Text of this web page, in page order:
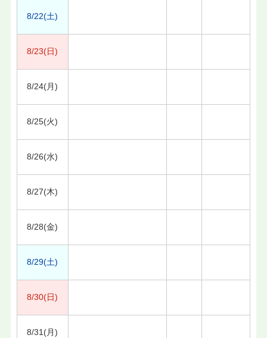
8/22(土)
8/23(日)
8/24(月)
8/25(火)
8/26(水)
8/27(木)
8/28(金)
8/29(土)
8/30(日)
8/31(月)